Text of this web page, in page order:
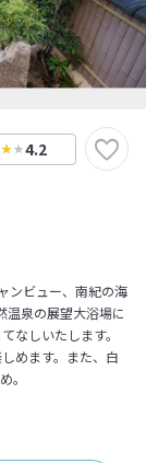
4.2
ンビュー、南紀の海
温泉の展望大浴場に
なしいたします。
めます。また、白
。